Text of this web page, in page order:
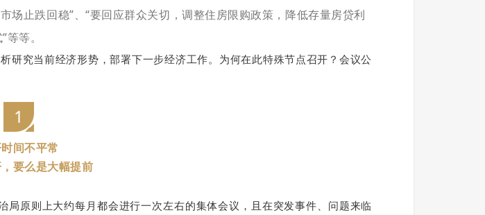
场止跌回稳”、“要回应群众关切，调整住房限购政策，降低存量房贷利
等。
究当前经济形势，部署下一步经济工作。为何在此特殊节点召开？会议公
1
间不平常
要么是大幅提前
局原则上大约每月都会进行一次左右的集体会议，且在突发事件、问题来临